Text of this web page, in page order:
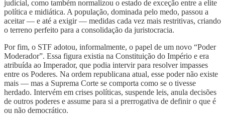
judicial, como também normalizou o estado de exceção entre a elite
política e midiática. A população, dominada pelo medo, passou a
aceitar — e até a exigir — medidas cada vez mais restritivas, criando
o terreno perfeito para a consolidação da juristocracia.
Por fim, o STF adotou, informalmente, o papel de um novo “Poder
Moderador”. Essa figura existia na Constituição do Império e era
atribuída ao Imperador, que podia intervir para resolver impasses
entre os Poderes. Na ordem republicana atual, esse poder não existe
mais — mas a Suprema Corte se comporta como se o tivesse
herdado. Intervém em crises políticas, suspende leis, anula decisões
de outros poderes e assume para si a prerrogativa de definir o que é
ou não democrático.